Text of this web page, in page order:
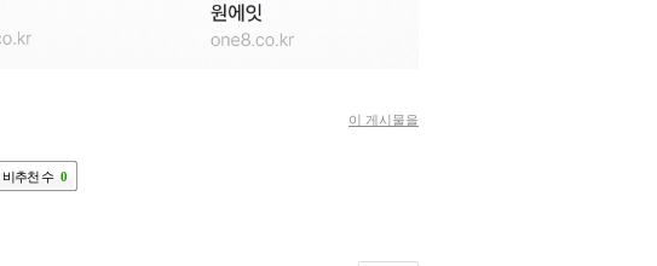
이 게시물을
비추천 수 0